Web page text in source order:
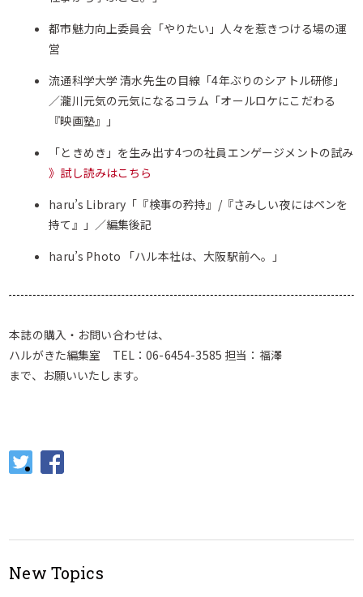
都市魅力向上委員会「やりたい」人々を惹きつける場の運
営
流通科学大学 清水先生の目線「4年ぶりのシアトル研修」
／瀧川元気の元気になるコラム「オールロケにこだわる
『映画塾』」
「ときめき」を生み出す4つの社員エンゲージメントの試み
》試し読みはこちら
haru’s Library「『検事の矜持』/『さみしい夜にはペンを
持て』」／編集後記
haru’s Photo 「ハル本社は、大阪駅前へ。」
本誌の購入・お問い合わせは、
ハルがきた編集室 TEL：06-6454-3585 担当：福澤
まで、お願いいたします。
New Topics